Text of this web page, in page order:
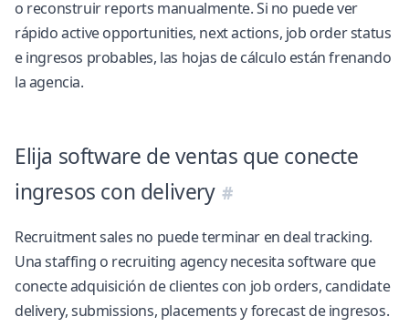
o reconstruir reports manualmente. Si no puede ver
rápido active opportunities, next actions, job order status
e ingresos probables, las hojas de cálculo están frenando
la agencia.
Elija software de ventas que conecte
ingresos con delivery
Recruitment sales no puede terminar en deal tracking.
Una staffing o recruiting agency necesita software que
conecte adquisición de clientes con job orders, candidate
delivery, submissions, placements y forecast de ingresos.